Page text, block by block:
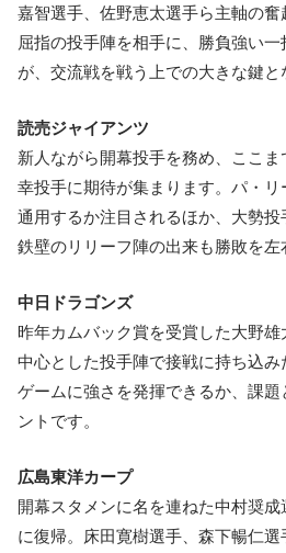
嘉智選手、佐野恵太選手ら主軸の
屈指の投手陣を相手に、勝負強い
が、交流戦を戦う上での大きな鍵と
読売ジャイアンツ
新人ながら開幕投手を務め、ここ
幸投手に期待が集まります。パ・
通用するか注目されるほか、大勢
鉄壁のリリーフ陣の出来も勝敗を左
中日ドラゴンズ
昨年カムバック賞を受賞した大野
中心とした投手陣で接戦に持ち込
ゲームに強さを発揮できるか、課
ントです。
広島東洋カープ
開幕スタメンに名を連ねた中村奨
に復帰。床田寛樹選手、森下暢仁